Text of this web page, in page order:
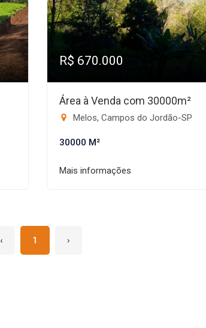
R$ 670.000
Área à Venda com 30000m²
Melos, Campos do Jordão-SP
30000 M²
Mais informações
‹ 1 ›